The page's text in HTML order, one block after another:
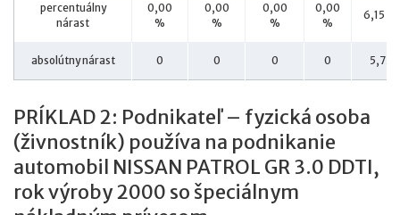
percentuálny
nárast
0,00
%
0,00
%
0,00
%
0,00
%
6,15 %
absolútny nárast 0 0 0 0 5,72
PRÍKLAD 2: Podnikateľ – fyzická osoba
(živnostník) používa na podnikanie
automobil NISSAN PATROL GR 3.0 DDTI,
rok výroby 2000 so špeciálnym